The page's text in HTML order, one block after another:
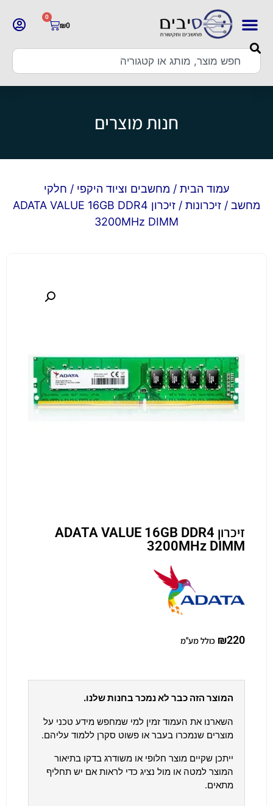
₪0
0
חנות מוצרים
עמוד הבית / מחשבים וציוד היקפי / חלקי
מחשב / זיכרונות
/ זיכרון ADATA VALUE 16GB DDR4
3200MHz DIMM
זיכרון ADATA VALUE 16GB DDR4
3200MHz DIMM
₪220 כולל מע"מ
המוצר הזה כבר לא נמכר בחנות שלנו.
השארנו את העמוד זמין למי שמחפש מידע טכני על
מוצרים שנמכרו בעבר או פשוט סקרן ללמוד עליהם.
ייתכן שקיים מוצר חלופי או משודרג בדקו בתיאור
המוצר למטה או מול נציג כדי לראות אם יש תחליף
מתאים.